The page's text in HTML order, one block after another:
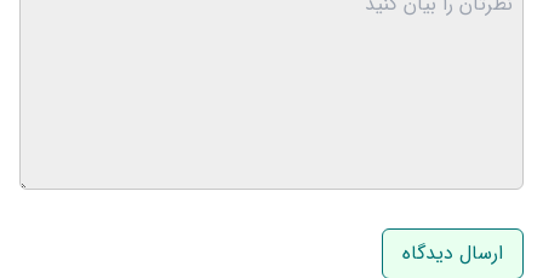
نام و نام خانوادگی